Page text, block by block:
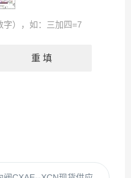
字），如：三加四=7